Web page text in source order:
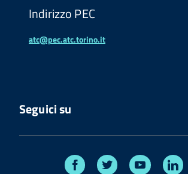
Indirizzo PEC
atc@pec.atc.torino.it
Seguici su
Facebook Twitter Youtube